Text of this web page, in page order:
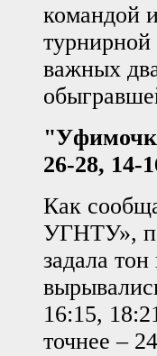
командой
турнирной
важных
26-28, 14-
Как
УГНТУ»,
задала
16:15,
точнее –